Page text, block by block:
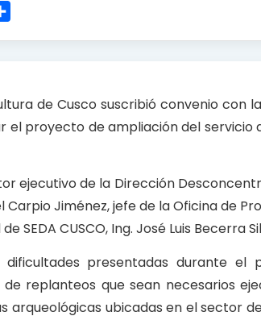
de Cusco suscribió convenio con la
proyecto de ampliación del servicio
ejecutivo de la Dirección
Jiménez, jefe de la Oficina de
CUSCO, Ing. José Luis Becerra
presentadas durante el
replanteos que sean necesarios
ubicadas en el sector de